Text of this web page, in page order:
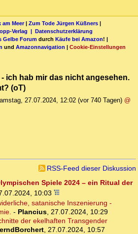
Meer| Zum Tode Jürgen Küßners |
Verlag | Datenschutzerklärung
Gelbe Forum durch Käufe bei Amazon! |
und Amazonnavigation | Cookie-Einstellungen
ich hab mir das nicht angesehen.
(oT)
27.07.2024, 12:02 (vor 740 Tagen) @
RSS-Feed dieser Diskussion
Spiele 2024 – ein Ritual der
10:03
satanische Inszenierung -
- Plancius, 27.07.2024, 10:29
der ekelhaften Transgender
, 27.07.2024, 10:57